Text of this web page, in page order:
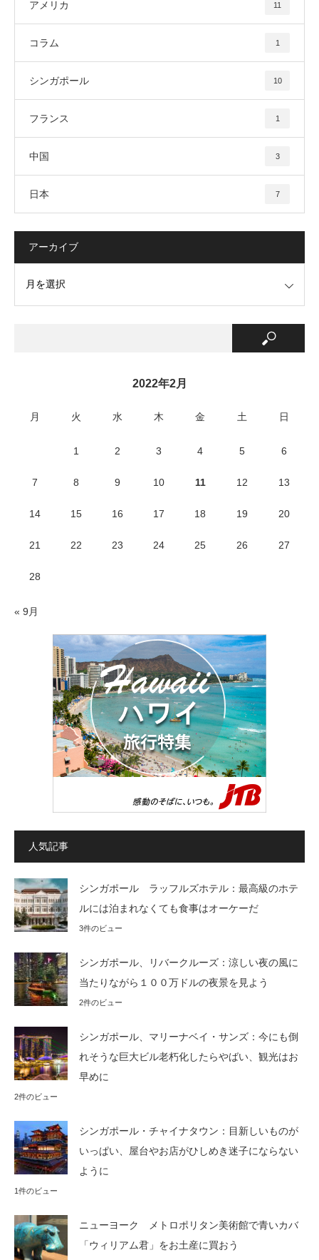
アメリカ 11
コラム 1
シンガポール 10
フランス 1
中国 3
日本 7
アーカイブ
2022年2月
月 火 水 木 金 土 日
1 2 3 4 5 6
7 8 9 10 11 12 13
14 15 16 17 18 19 20
21 22 23 24 25 26 27
28
« 9月
人気記事
シンガポール ラッフルズホテル：最高級のホテ
ルには泊まれなくても食事はオーケーだ
3件のビュー
シンガポール、リバークルーズ：涼しい夜の風に
当たりながら１００万ドルの夜景を見よう
2件のビュー
シンガポール、マリーナベイ・サンズ：今にも倒
れそうな巨大ビル老朽化したらやばい、観光はお
早めに
2件のビュー
シンガポール・チャイナタウン：目新しいものが
いっぱい、屋台やお店がひしめき迷子にならない
ように
1件のビュー
ニューヨーク メトロポリタン美術館で青いカバ
「ウィリアム君」をお土産に買おう